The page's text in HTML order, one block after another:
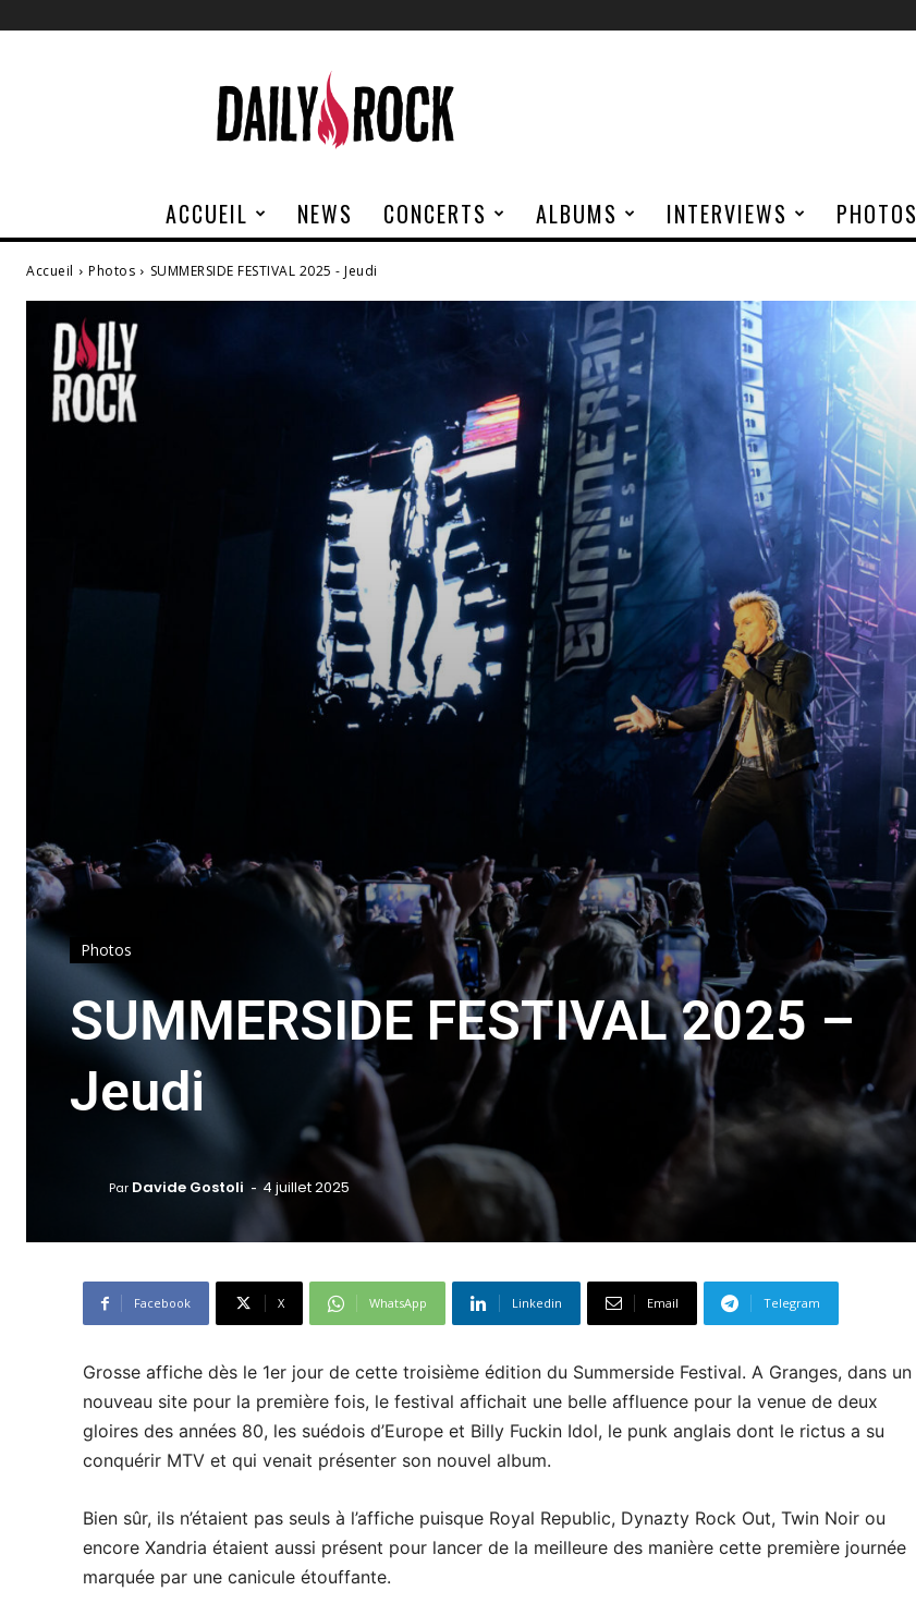
Rock
ACCUEIL NEWS CONCERTS ALBUMS INTERVIEWS PHOTOS
Accueil Photos SUMMERSIDE FESTIVAL 2025 - Jeudi
Photos
SUMMERSIDE FESTIVAL 2025 –
Jeudi
Par Davide Gostoli - 4 juillet 2025
Facebook X WhatsApp Linkedin Email Telegram
Grosse affiche dès le 1er jour de cette troisième édition du Summerside Festival. A Granges, dans un
nouveau site pour la première fois, le festival affichait une belle affluence pour la venue de deux
gloires des années 80, les suédois d’Europe et Billy Fuckin Idol, le punk anglais dont le rictus a su
conquérir MTV et qui venait présenter son nouvel album.
Bien sûr, ils n’étaient pas seuls à l’affiche puisque Royal Republic, Dynazty Rock Out, Twin Noir ou
encore Xandria étaient aussi présent pour lancer de la meilleure des manière cette première journée
marquée par une canicule étouffante.